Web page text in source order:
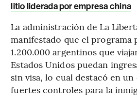
litio liderada por empresa china
La administración de La
manifestado que el programa
1.200.000 argentinos que
Estados Unidos puedan
sin visa, lo cual destacó en
fuertes controles para la